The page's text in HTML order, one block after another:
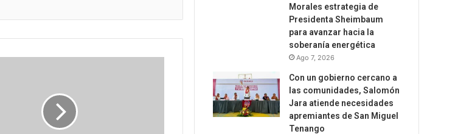
Morales estrategia de
Presidenta Sheimbaum
para avanzar hacia la
soberanía energética
Ago 7, 2026
Con un gobierno cercano a
las comunidades, Salomón
Jara atiende necesidades
apremiantes de San Miguel
Tenango